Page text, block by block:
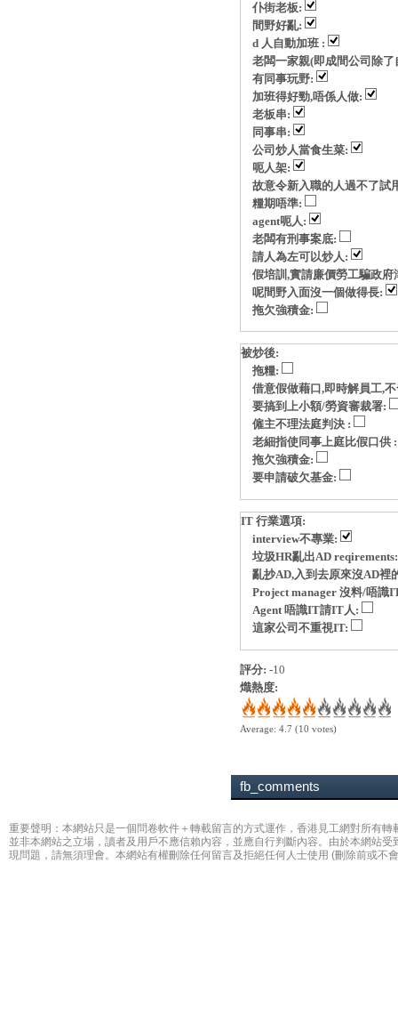
仆街老板:
間野好亂:
d 人自動加班 :
老闆一家親(即成間公司除
有同事玩野:
加班得好勁,唔係人做:
老板串:
同事串:
公司炒人當食生菜:
呃人架:
故意令新入職的人過不了試
糧期唔準:
agent呃人:
老闆有刑事案底:
請人為左可以炒人:
假培訓,實請廉價勞工騙政
呢間野入面沒一個做得長:
拖欠強積金:
被炒後:
拖糧:
借意假做藉口,即時解員工,
要搞到上小額/勞資審裁署:
僱主不理法庭判決 :
老細指使同事上庭比假口供
拖欠強積金:
要申請破欠基金:
IT 行業選項:
interview不專業:
垃圾HR亂出AD
亂抄AD,入到去原來沒AD裡
Project manager 沒料/唔識
Agent 唔識IT請IT人:
這家公司不重視IT:
評分: -10
熾熱度:
Average: 4.7 (10 votes)
fb_comments
重要聲明：本網站只是一個問卷軟件＋轉載留言的方式運作，香港見工網對所有
並非本網站之立場，讀者及用戶不應信賴內容，並應自行判斷內容。由於本網站
現問題，請無須理會。本網站有權刪除任何留言及拒絕任何人士使用 (刪除前或